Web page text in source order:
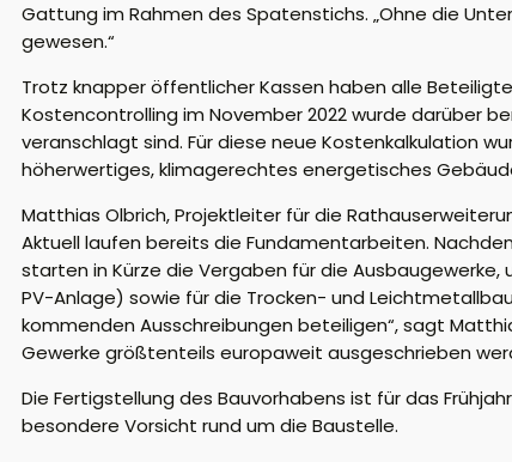
Gattung im Rahmen des Spatenstichs. „Ohne die
gewesen.“
Trotz knapper öffentlicher Kassen haben alle
Kostencontrolling im November 2022 wurde darüber
veranschlagt sind. Für diese neue Kostenkalkulation
höherwertiges, klimagerechtes energetisches
Matthias Olbrich, Projektleiter für die
Aktuell laufen bereits die Fundamentarbeiten.
starten in Kürze die Vergaben für die
PV-Anlage) sowie für die Trocken- und
kommenden Ausschreibungen beteiligen“, sagt
Gewerke größtenteils europaweit ausgeschrieben
Die Fertigstellung des Bauvorhabens ist für das
besondere Vorsicht rund um die Baustelle.